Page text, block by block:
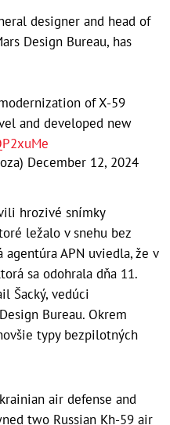
designer and head of
Design Bureau, has
of X-59
and developed new
December 12, 2024
hrozivé snímky
ležalo v snehu bez
agentúra APN uviedla, že v
sa odohrala dňa 11.
Šacký, vedúci
Bureau. Okrem
typy bezpilotných
air defense and
two Russian Kh-59 air